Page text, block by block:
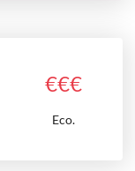
€€€
Eco.